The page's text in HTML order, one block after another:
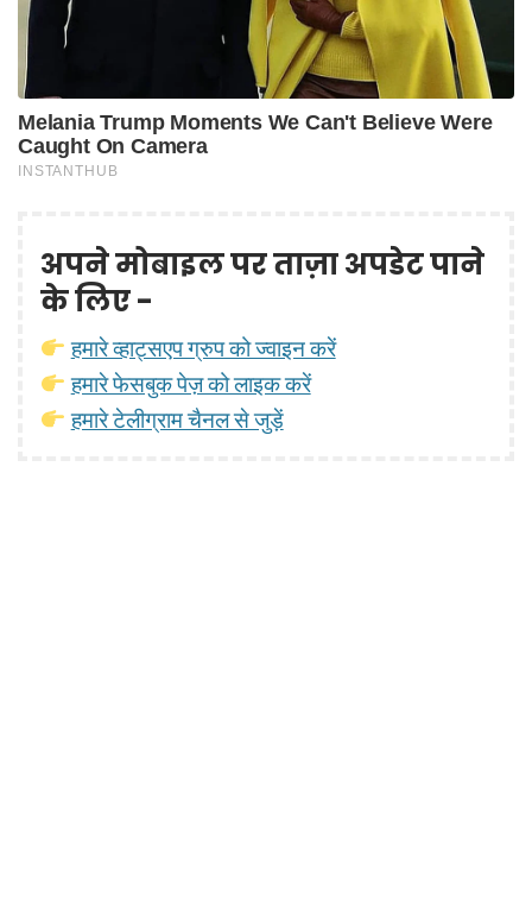
अपने मोबाइल पर ताज़ा अपडेट पाने
के लिए -
हमारे व्हाट्सएप ग्रुप को ज्वाइन करें
हमारे फेसबुक पेज़ को लाइक करें
हमारे टेलीग्राम चैनल से जुड़ें